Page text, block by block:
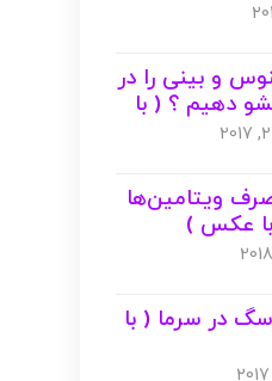
و بینی را در
دهیم ؟ ( با
ویتامین‌ها
عکس )
در سرما ( با